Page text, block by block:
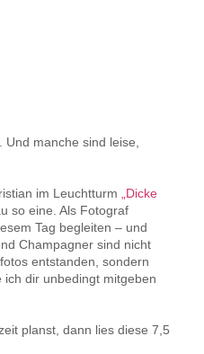
manche sind leise,
im Leuchtturm „Dicke
so eine. Als Fotograf
Tag begleiten – und
Champagner sind nicht
entstanden, sondern
dir unbedingt mitgeben
planst, dann lies diese 7,5